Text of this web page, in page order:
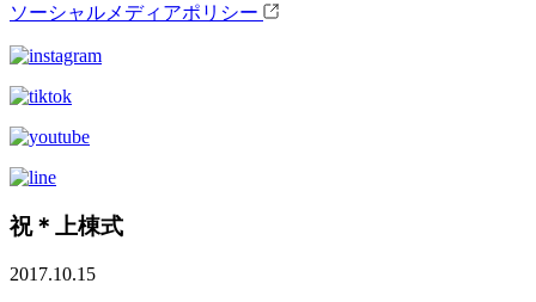
ソーシャルメディアポリシー
祝＊上棟式
2017.10.15